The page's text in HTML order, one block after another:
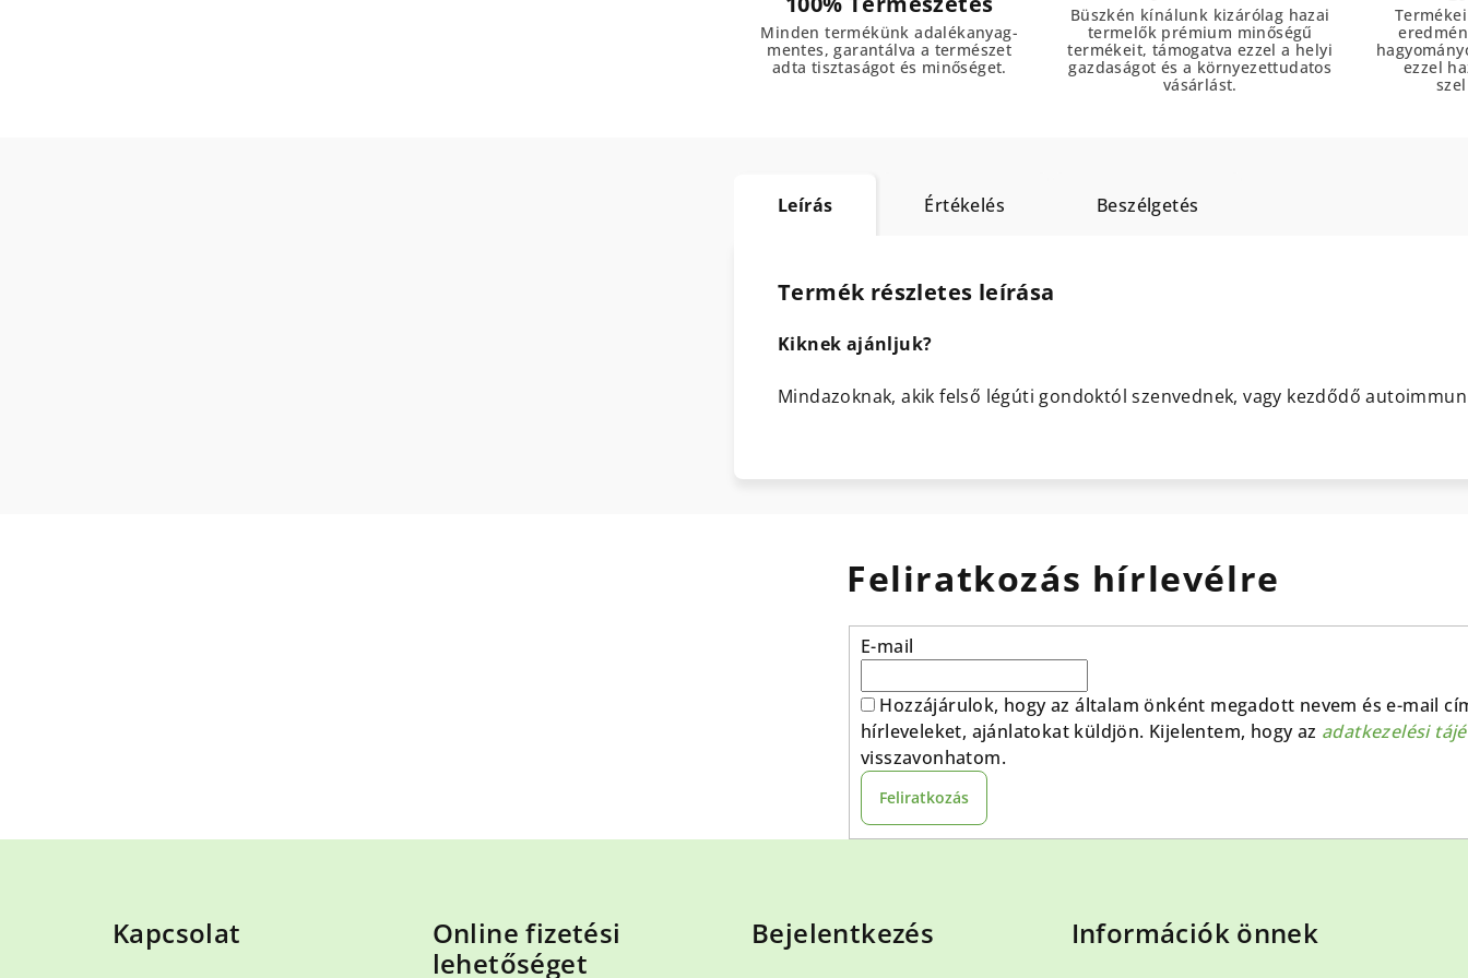
Minden termékünk adalékanyag-
mentes, garantálva a természet
adta tisztaságot és minőséget.
Büszkén kínálunk kizárólag hazai
termelők prémium minőségű
termékeit, támogatva ezzel a helyi
gazdaságot és a környezettudatos
vásárlást.
ezzel
Leírás Értékelés Beszélgetés
Termék részletes leírása
Kiknek ajánljuk?
Mindazoknak, akik felső légúti gondoktól szenvednek, vagy kezdődő
Feliratkozás hírlevélre
E-mail
Hozzájárulok, hogy az általam önként megadott nevem és e-mail
hírleveleket, ajánlatokat küldjön. Kijelentem, hogy az adatkezelési
visszavonhatom.
Feliratkozás
Kapcsolat
Online fizetési
lehetőséget
Bejelentkezés Információk önnek